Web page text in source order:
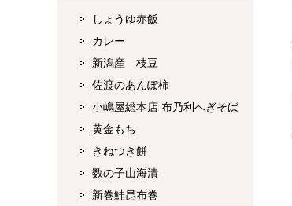
しょうゆ赤飯
カレー
新潟産 枝豆
佐渡のあんぽ柿
小嶋屋総本店 布乃利へぎそば
黄金もち
きねつき餅
数の子山海漬
新巻鮭昆布巻